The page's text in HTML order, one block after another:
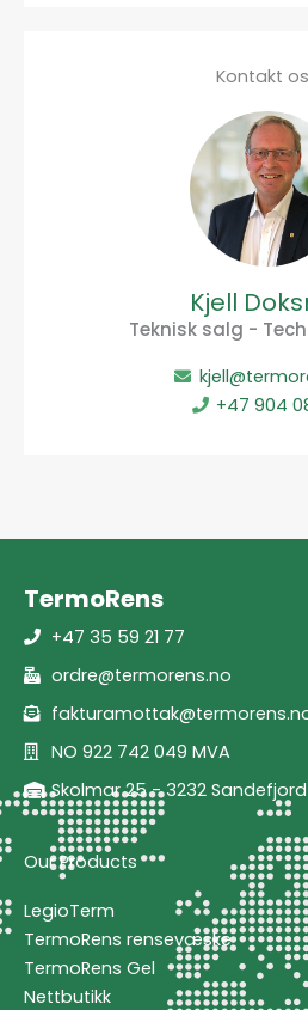
Kontakt
Kjell
Teknisk salg -
+47 904
TermoRens
+47 35 59 21 77
ordre@termorens.no
NO 922 742 049 MVA
Skolmar 25 - 3232 Sandefjord
Our Products
LegioTerm
TermoRens rensevæske
TermoRens Gel
Nettbutikk